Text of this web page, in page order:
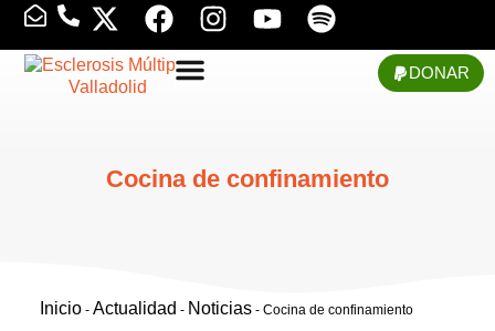
DONAR
Cocina de confinamiento
Inicio- Actualidad - Noticias- Cocina de confinamiento